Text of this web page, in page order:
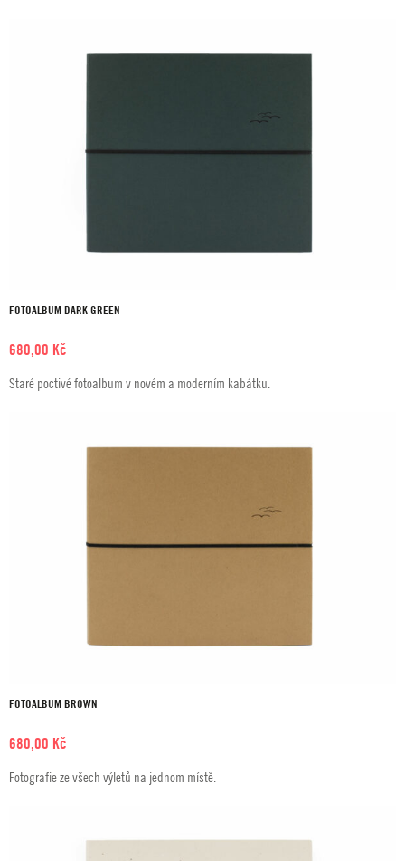
FOTOALBUM DARK GREEN
680,00 Kč
Staré poctivé fotoalbum v novém a moderním kabátku.
FOTOALBUM BROWN
680,00 Kč
Fotografie ze všech výletů na jednom místě.